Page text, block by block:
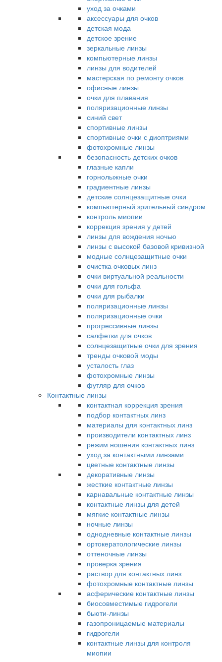
уход за очками
аксессуары для очков
детская мода
детское зрение
зеркальные линзы
компьютерные линзы
линзы для водителей
мастерская по ремонту очков
офисные линзы
очки для плавания
поляризационные линзы
синий свет
спортивные линзы
спортивные очки с диоптриями
фотохромные линзы
безопасность детских очков
глазные капли
горнолыжные очки
градиентные линзы
детские солнцезащитные очки
компьютерный зрительный синдром
контроль миопии
коррекция зрения у детей
линзы для вождения ночью
линзы с высокой базовой кривизной
модные солнцезащитные очки
очистка очковых линз
очки виртуальной реальности
очки для гольфа
очки для рыбалки
поляризационные линзы
поляризационные очки
прогрессивные линзы
салфетки для очков
солнцезащитные очки для зрения
тренды очковой моды
усталость глаз
фотохромные линзы
футляр для очков
Контактные линзы
контактная коррекция зрения
подбор контактных линз
материалы для контактных линз
производители контактных линз
режим ношения контактных линз
уход за контактными линзами
цветные контактные линзы
декоративные линзы
жесткие контактные линзы
карнавальные контактные линзы
контактные линзы для детей
мягкие контактные линзы
ночные линзы
однодневные контактные линзы
ортокератологические линзы
оттеночные линзы
проверка зрения
раствор для контактных линз
фотохромные контактные линзы
асферические контактные линзы
биосовместимые гидрогели
бьюти-линзы
газопроницаемые материалы
гидрогели
контактные линзы для контроля
миопии